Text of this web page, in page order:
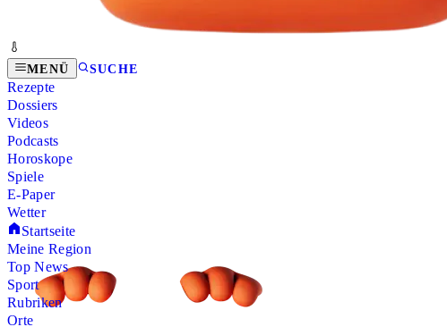
MENÜ SUCHE
Rezepte
Dossiers
Videos
Podcasts
Horoskope
Spiele
E-Paper
Wetter
Startseite
Meine Region
Top News
Sport
Rubriken
Orte